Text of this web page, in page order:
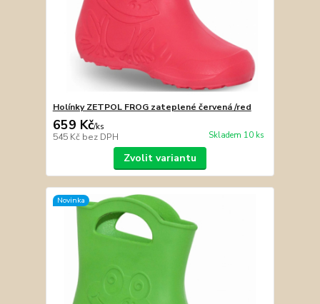
Holínky ZETPOL FROG zateplené červená /red
659 Kč/ks
545 Kč bez DPH Skladem 10 ks
Zvolit variantu
Novinka